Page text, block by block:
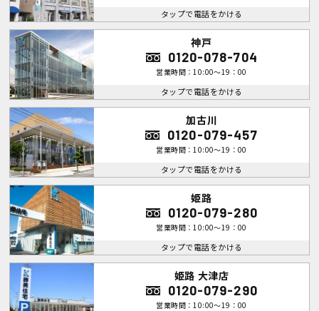
タップで電話をかける
神戸
0120-078-704
営業時間：10:00～19：00
タップで電話をかける
加古川
0120-079-457
営業時間：10:00～19：00
タップで電話をかける
姫路
0120-079-280
営業時間：10:00～19：00
タップで電話をかける
姫路 大津店
0120-079-290
営業時間：10:00～19：00